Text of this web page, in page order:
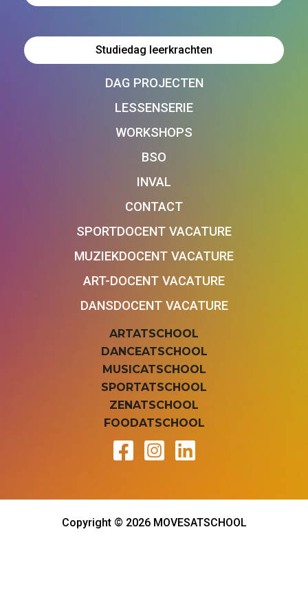
Studiedag leerkrachten
DAG PROJECTEN
LESSENSERIE
WORKSHOPS
BSO
INVAL
CONTACT
SPORTDOCENT VACATURE
MUZIEKDOCENT VACATURE
ART-DOCENT VACATURE
DANSDOCENT VACATURE
ARTATSCHOOL
DANCEATSCHOOL
MUSICATSCHOOL
SPORTATSCHOOL
ZENATSCHOOL
FOODATSCHOOL
Copyright © 2026 MOVESATSCHOOL